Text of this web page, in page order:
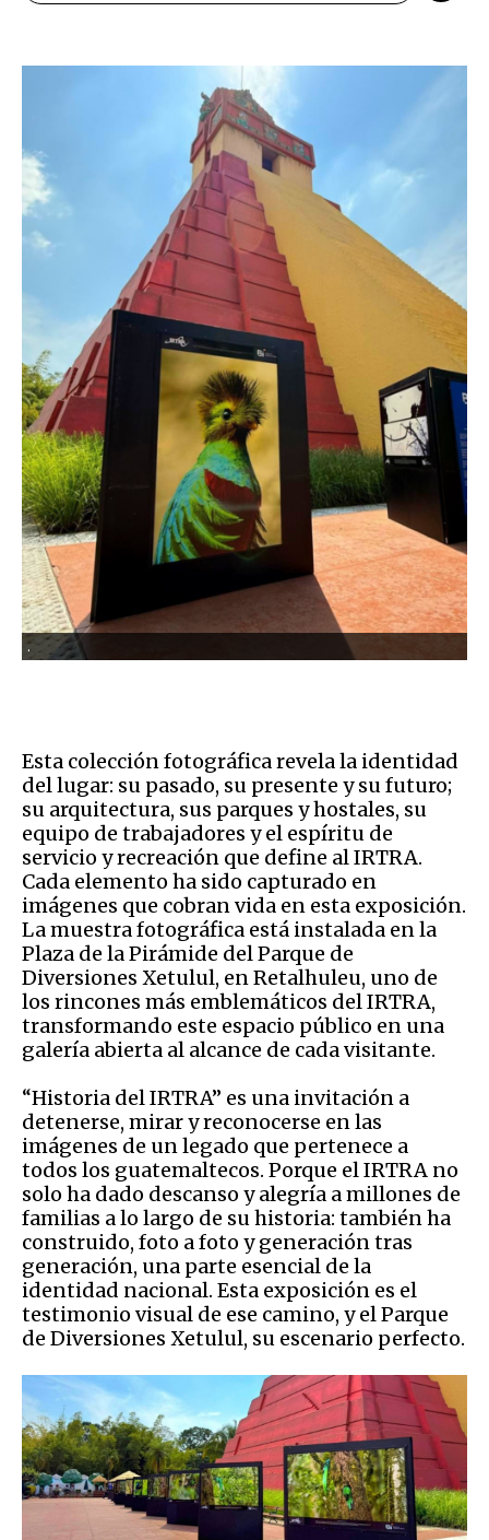
.
Esta colección fotográfica revela la identidad
del lugar: su pasado, su presente y su futuro;
su arquitectura, sus parques y hostales, su
equipo de trabajadores y el espíritu de
servicio y recreación que define al IRTRA.
Cada elemento ha sido capturado en
imágenes que cobran vida en esta exposición.
La muestra fotográfica está instalada en la
Plaza de la Pirámide del Parque de
Diversiones Xetulul, en Retalhuleu, uno de
los rincones más emblemáticos del IRTRA,
transformando este espacio público en una
galería abierta al alcance de cada visitante.
“Historia del IRTRA” es una invitación a
detenerse, mirar y reconocerse en las
imágenes de un legado que pertenece a
todos los guatemaltecos. Porque el IRTRA no
solo ha dado descanso y alegría a millones de
familias a lo largo de su historia: también ha
construido, foto a foto y generación tras
generación, una parte esencial de la
identidad nacional. Esta exposición es el
testimonio visual de ese camino, y el Parque
de Diversiones Xetulul, su escenario perfecto.